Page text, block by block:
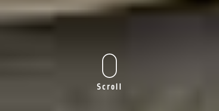
Scroll